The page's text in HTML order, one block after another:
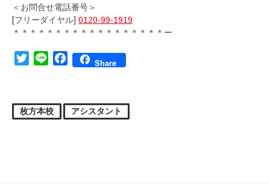
＜お問合せ電話番号＞
[フリーダイヤル] 0120-99-1919
＊＊＊＊＊＊＊＊＊＊＊＊＊＊＊＊＊＊ー
TwitterLine FacebookShare
枚方本校 アシスタント